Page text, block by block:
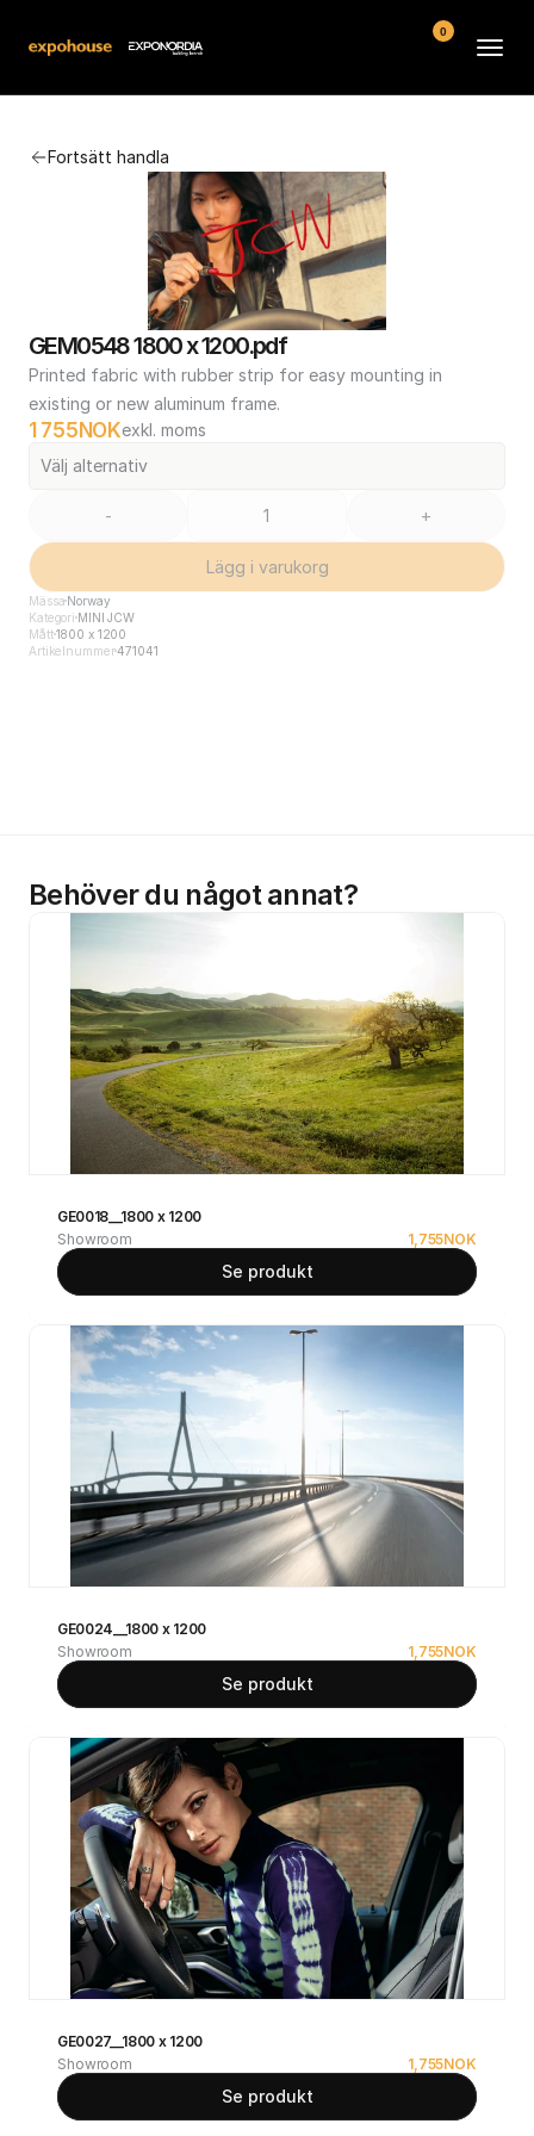
Fortsätt handla
GEM0548 1800 x 1200.pdf
Printed fabric with rubber strip for easy mounting in
existing or new aluminum frame.
1 755 NOKexkl. moms
Välj alternativ
- +
Lägg i varukorg
Mässa Norway
Kategori MINI JCW
Mått1800 x 1200
Artikelnummer471041
Behöver du något annat?
GE0018__1800 x 1200
Showroom
1,755NOK
Se produkt
GE0024__1800 x 1200
Showroom
1,755NOK
Se produkt
GE0027__1800 x 1200
Showroom
1,755NOK
Se produkt
Kontakt
Köpvillkor
0